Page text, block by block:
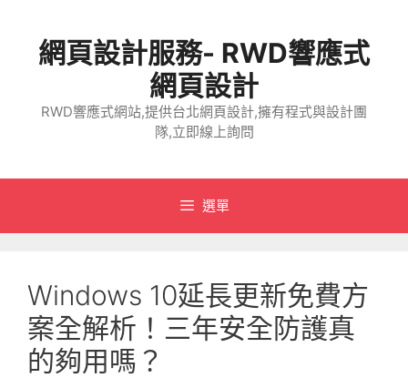
網頁設計服務- RWD響應式
網頁設計
RWD響應式網站,提供台北網頁設計,擁有程式與設計團
隊,立即線上詢問
選單
Windows 10延長更新免費方
案全解析！三年安全防護真
的夠用嗎？